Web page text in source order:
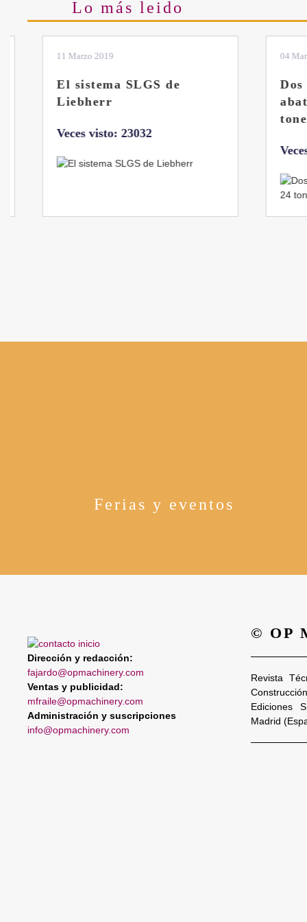
Lo más leido
11 Marzo 2019
El sistema SLGS de
Liebherr
Veces visto: 23032
04 Marzo
Dos
Veces
Ferias y eventos
Dirección y redacción:
fajardo@opmachinery.com
Ventas y publicidad:
mfraile@opmachinery.com
Administración y suscripciones
info@opmachinery.com
© OP
Revista
Ediciones
Madrid